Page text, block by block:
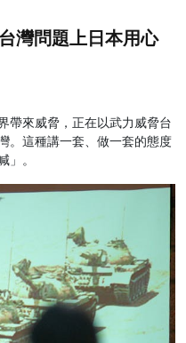
灣問題上日本用心
帶來威脅，正在以武力威脅台
。這種講一套、做一套的態度
」。